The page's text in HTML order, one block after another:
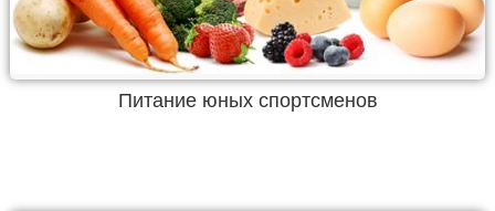
Питание юных спортсменов